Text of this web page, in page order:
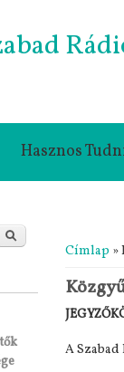
Hasznos
Címlap »
A